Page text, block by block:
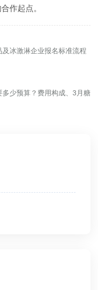
作起点。
冰激淋企业报名标准流程
少预算？费用构成、3月糖